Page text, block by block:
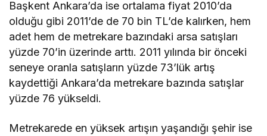
Başkent Ankara’da ise ortalama fiyat 2010’da
olduğu gibi 2011’de de 70 bin TL’de kalırken, hem
adet hem de metrekare bazındaki arsa satışları
yüzde 70’in üzerinde arttı. 2011 yılında bir önceki
seneye oranla satışların yüzde 73’lük artış
kaydettiği Ankara’da metrekare bazında satışlar
yüzde 76 yükseldi.
Metrekarede en yüksek artışın yaşandığı şehir ise